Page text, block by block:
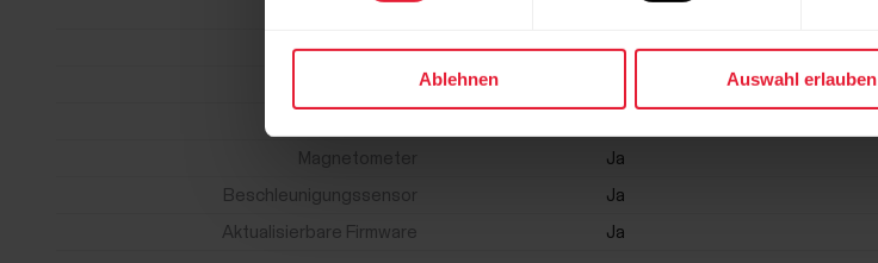
Ablehnen Auswahl erlauben
PPI Ja
Magnetometer Ja
Beschleunigungssensor Ja
Aktualisierbare Firmware Ja